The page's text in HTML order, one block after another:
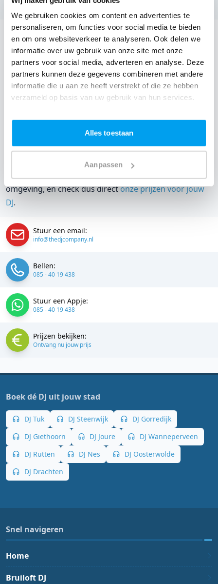
We gebruiken cookies om content en advertenties te
personaliseren, om functies voor social media te bieden
en om ons websiteverkeer te analyseren. Ook delen we
informatie over uw gebruik van onze site met onze
partners voor social media, adverteren en analyse. Deze
partners kunnen deze gegevens combineren met andere
informatie die u aan ze heeft verstrekt of die ze hebben
verzameld op basis van uw gebruik van hun services.
Alles toestaan
Aanpassen
DJ huren voor jouw feest in Zalencentrum Klijnstra?
DJ huren
zonder zorgen in Zalencentrum Klijnstra:
dat is onze garantie. Van de afstemming met de locatie
tot een reserve DJ. Wij zorgen dat het goed komt. Maar
voordat je een DJ voor jouw feest gaat boeken, wil je
DJ boeken uit Frieslandwas nog nooit zo makkelijk.
Daarom kun je bij ons online de prijs berekenen voor
jouw feest. Ook kun je nu boeken of een vrijblijvende
offerte aanvragen. Huur de beste DJ uit Wolvega en
omgeving, en check dus directonze prijzen voor jouw
DJ.
Stuur een email:
info@thedjcompany.nl
Bellen:
085 - 40 19 438
Stuur een Appje:
085 - 40 19 438
Prijzen bekijken:
Ontvang nu jouw prijs
Boek dé DJ uit jouw stad
DJ Tuk DJ Steenwijk
DJ Gorredijk
DJ Giethoorn
DJ Joure
DJ Wanneperveen
DJ Rutten
DJ Nes
DJ Oosterwolde
DJ Drachten
Snel navigeren
Home
Bruiloft DJ